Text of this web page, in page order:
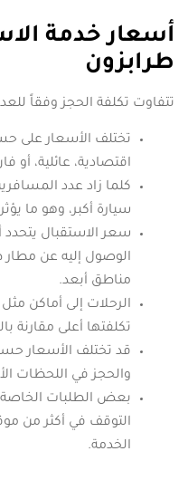
أسعار خدمة
طرابزون
تتفاوت تكلفة الحجز وفقاً
تختلف الأسعار على
اقتصادية، عائلية،
كلما زاد عدد
سيارة أكبر، وهو ما
سعر الاستقبال
الوصول إليه عن مطار
مناطق أبعد.
الرحلات إلى أماكن
تكلفتها أعلى مقارنة
قد تختلف الأسعار
والحجز في اللحظات
بعض الطلبات الخاصة
التوقف في أكثر من
الخدمة.